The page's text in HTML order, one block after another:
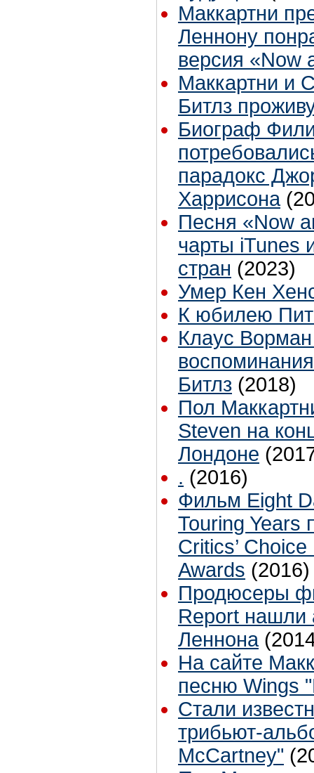
Маккартни
Леннону
версия «Now
Маккартни и
Битлз
Биограф
парадокс
Харрисона
Песня «Now
чарты iTunes
стран (2023)
Умер Кен
К юбилею
Клаус
Битлз (2018)
Пол
Steven на
Лондоне
. (2016)
Фильм Eight
Touring Years
Critics’
Awards (2016)
Продюсеры
Report нашли
Леннона
На сайте
песню Wings
Стали
трибьют-
McCartney"